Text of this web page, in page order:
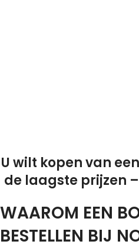
U wilt kopen van
de laagste prijzen
WAAROM EEN
BESTELLEN BIJ